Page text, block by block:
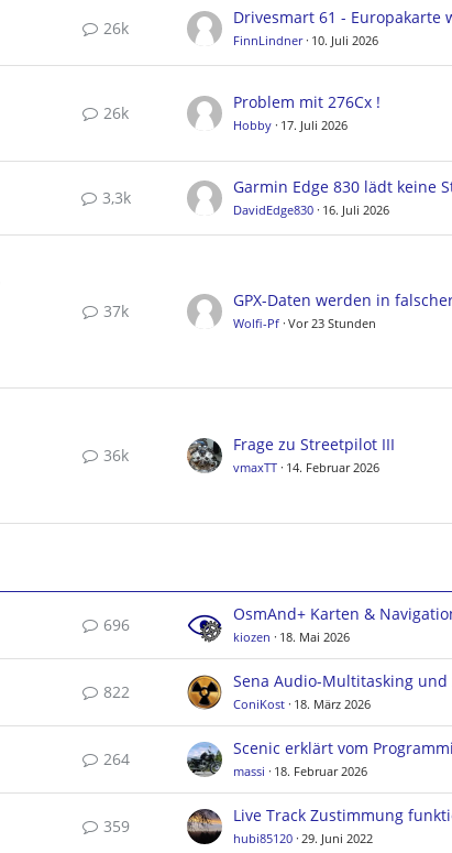
26k
FinnLindner 10. Juli 2026
26k
Problem mit 276Cx !
Hobby 17. Juli 2026
3,3k
DavidEdge830 16. Juli 2026
37k
Wolfi-Pf Vor 23 Stunden
36k
Frage zu Streetpilot III
vmaxTT 14. Februar 2026
696
OsmAnd+ Karten &
kiozen 18. Mai 2026
822
ConiKost 18. März 2026
264
Scenic erklärt vom
massi 18. Februar 2026
359
hubi85120 29. Juni 2022